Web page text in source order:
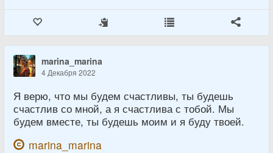
marina_marina
4 Декабря 2022
Я верю, что мы будем счастливы, ты будешь
счастлив со мной, а я счастлива с тобой. Мы
будем вместе, ты будешь моим и я буду твоей.
marina_marina